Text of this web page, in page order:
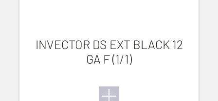
INVECTOR DS EXT BLACK 12
GA F (1/1)